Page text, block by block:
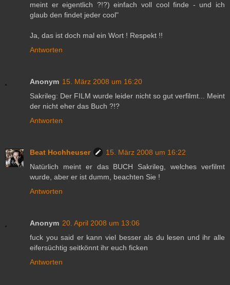
meint er eigentlich ?!?) einfach voll cool finde - und ich
glaub den findet jeder cool"
Ja, das ist doch mal ein Wort ! Respekt !!
Antworten
Anonym 15. März 2008 um 16:20
Sakrileg: Der FILM wurde leider nicht so gut verfilmt... Meint
der nicht eher das Buch ?!?
Antworten
Beat Hochheuser
15. März 2008 um 16:22
Natürlich meint er das BUCH Sakrileg, welches verfilmt
wurde, aber er ist dumm, beachten Sie !
Antworten
Anonym 20. April 2008 um 13:06
fuck you said er kann viel besser als du lesen und ihr alle
eifersüchtig seitkönnt ihr euch ficken
Antworten